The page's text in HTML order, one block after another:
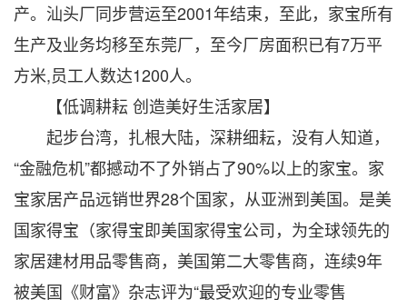
产。汕头厂同步营运至2001年结束，至此，家宝所有
生产及业务均移至东莞厂，至今厂房面积已有7万平
方米,员工人数达1200人。
【低调耕耘 创造美好生活家居】
起步台湾，扎根大陆，深耕细耘，没有人知道，
“金融危机”都撼动不了外销占了90%以上的家宝。家
宝家居产品远销世界28个国家，从亚洲到美国。是美
国家得宝（家得宝即美国家得宝公司，为全球领先的
家居建材用品零售商，美国第二大零售商，连续9年
被美国《财富》杂志评为“最受欢迎的专业零售